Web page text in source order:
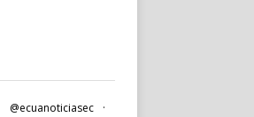
@ecuanoticiasec
·